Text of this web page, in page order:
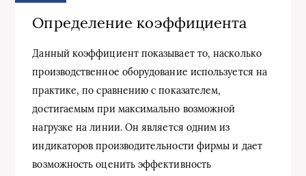
Определение коэффициента
Данный коэффициент показывает то, насколько
производственное оборудование используется на
практике, по сравнению с показателем,
достигаемым при максимально возможной
нагрузке на линии. Он является одним из
индикаторов производительности фирмы и дает
возможность оценить эффективность